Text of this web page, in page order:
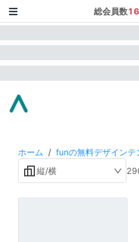
総会員数
ホーム / funの無料デザイン
縦/横